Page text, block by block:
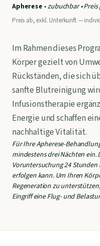
Apherese •zubuchbar •
Preis ab, exkl. Unterkunft —
Im Rahmen dieses
Körper gezielt von
Rückständen, die sich
sanfte Blutreinigung
Infusionstherapie
Energie und schaffen
nachhaltige Vitalität.
Für Ihre Apherese-
mindestens drei Nächten ein.
Voruntersuchung 24
erfolgen kann. Um Ihren
Regeneration zu
Eingriff eine Flug- und